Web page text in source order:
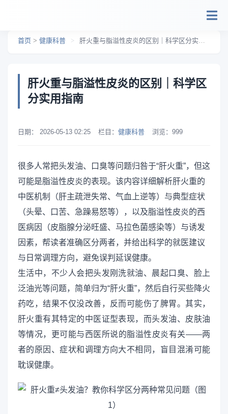
首页 > 健康科普 > 肝火重与脂溢性皮炎的区别｜科学区分实用指南
肝火重与脂溢性皮炎的区别｜科学区
分实用指南
日期： 2026-05-13 02:25 栏目： 健康科普 浏览： 999
很多人常把头发油、口臭等问题归咎于“肝火重”，但这
可能是脂溢性皮炎的表现。该内容详细解析肝火重的
中医机制（肝主疏泄失常、气血上逆等）与典型症状
（头晕、口苦、急躁易怒等），以及脂溢性皮炎的西
医病因（皮脂腺分泌旺盛、马拉色菌感染等）与诱发
因素，帮读者准确区分两者，并给出科学的就医建议
与日常调理方向，避免误判延误健康。
生活中，不少人会把头发刚洗就油、晨起口臭、脸上
泛油光等问题，简单归为“肝火重”，然后自行买些降火
药吃，结果不仅没改善，反而可能伤了脾胃。其实，
肝火重有其特定的中医证型表现，而头发油、皮肤油
等情况，更可能与西医所说的脂溢性皮炎有关——两
者的原因、症状和调理方向大不相同，盲目混淆可能
耽误健康。